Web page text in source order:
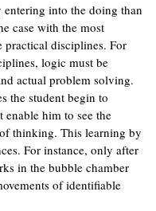
into the doing than
case with the most
practical disciplines. For
logic must be
actual problem solving.
the student begin to
him to see the
thinking. This learning by
For instance, only after
in the bubble chamber
of identifiable